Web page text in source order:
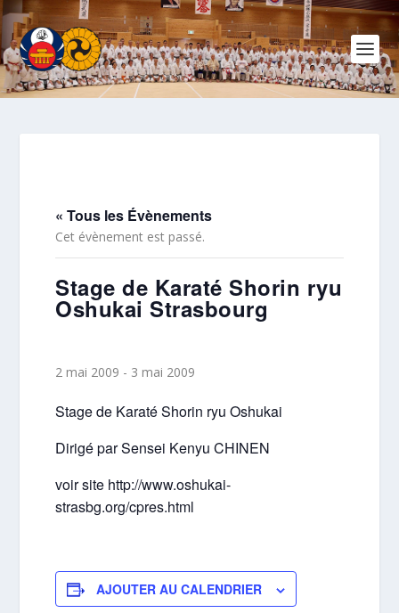
« Tous les Évènements
Cet évènement est passé.
Stage de Karaté Shorin ryu
Oshukai Strasbourg
2 mai 2009 - 3 mai 2009
Stage de Karaté Shorin ryu Oshukai
Dirigé par Sensei Kenyu CHINEN
voir site http://www.oshukai-
strasbg.org/cpres.html
AJOUTER AU CALENDRIER